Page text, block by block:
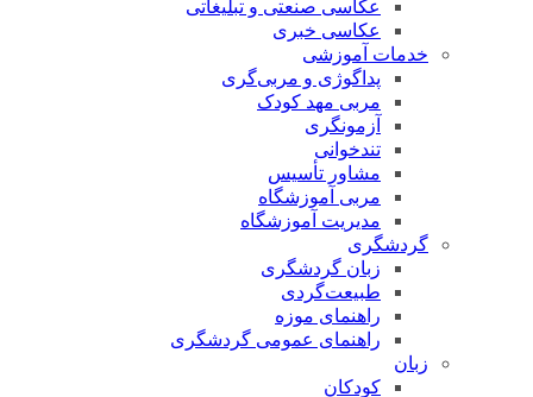
عکاسی صنعتی و تبلیغاتی
عکاسی خبری
خدمات آموزشی
پداگوژی و مربی‌گری
مربی مهد کودک
آزمونگری
تندخوانی
مشاور تأسیس
مربی آموزشگاه
مدیریت آموزشگاه
گردشگری
زبان گردشگری
طبیعت‌گردی
راهنمای موزه
راهنمای عمومی گردشگری
زبان
کودکان